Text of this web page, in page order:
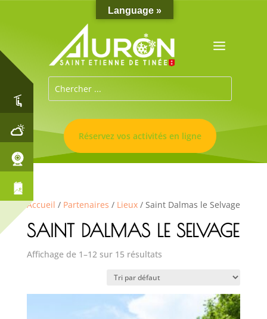
Réservez vos activités en ligne
Accueil / Partenaires / Lieux/ Saint Dalmas le Selvage
SAINT DALMAS LE SELVAGE
Affichage de 1–12 sur 15 résultats
Language »